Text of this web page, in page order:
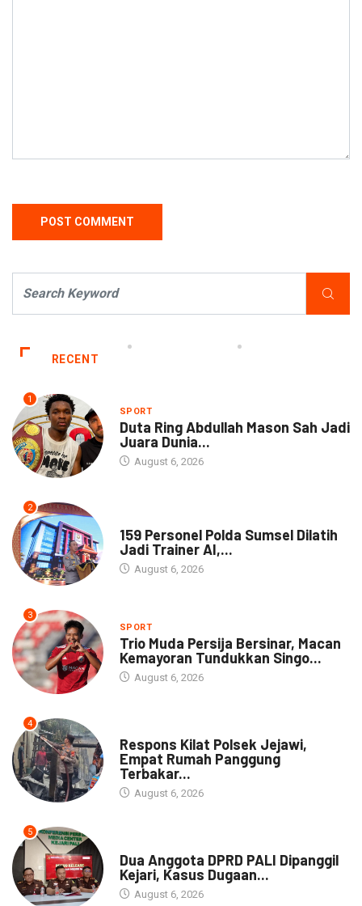
RECENT
1
SPORT
Duta Ring Abdullah Mason Sah Jadi
Juara Dunia...
August 6, 2026
2
159 Personel Polda Sumsel Dilatih
Jadi Trainer AI,...
August 6, 2026
3
SPORT
Trio Muda Persija Bersinar, Macan
Kemayoran Tundukkan Singo...
August 6, 2026
4
Respons Kilat Polsek Jejawi,
Empat Rumah Panggung
Terbakar...
August 6, 2026
5
Dua Anggota DPRD PALI Dipanggil
Kejari, Kasus Dugaan...
August 6, 2026